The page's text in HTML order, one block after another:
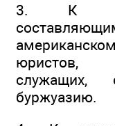
3. К
юристов,
буржуазию.